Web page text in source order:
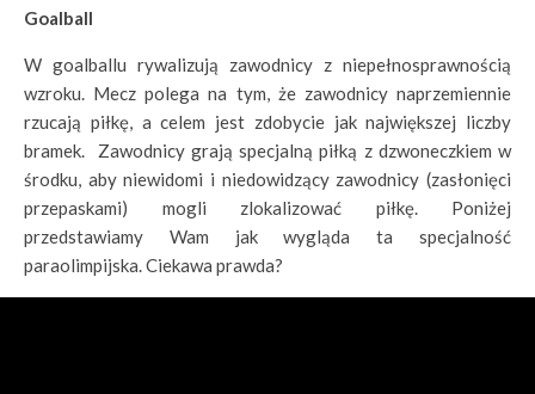
Goalball
W goalballu rywalizują zawodnicy z niepełnosprawnością
wzroku. Mecz polega na tym, że zawodnicy naprzemiennie
rzucają piłkę, a celem jest zdobycie jak największej liczby
bramek. Zawodnicy grają specjalną piłką z dzwoneczkiem w
środku, aby niewidomi i niedowidzący zawodnicy (zasłonięci
przepaskami) mogli zlokalizować piłkę. Poniżej
przedstawiamy Wam jak wygląda ta specjalność
paraolimpijska. Ciekawa prawda?